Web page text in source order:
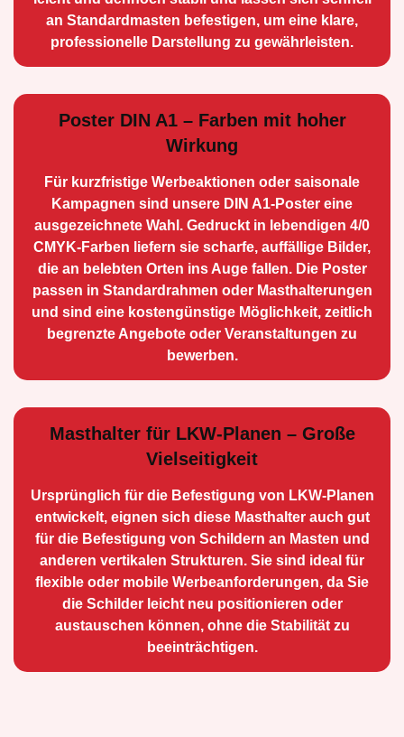
an Standard­masten befestigen, um eine klare,
professionelle Darstellung zu gewährleisten.
Poster DIN A1 – Farben mit hoher
Wirkung
Für kurzfristige Werbe­aktionen oder saisonale
Kampagnen sind unsere DIN A1-Poster eine
ausge­zeichnete Wahl. Gedruckt in lebendigen 4/0
CMYK-Farben liefern sie scharfe, auffällige Bilder,
die an belebten Orten ins Auge fallen. Die Poster
passen in Standardrahmen oder Masthalterungen
und sind eine kostengünstige Möglichkeit, zeitlich
begrenzte Angebote oder Veranstaltungen zu
bewerben.
Masthalter für LKW-Planen – Große
Vielseitigkeit
Ursprünglich für die Be­festigung von LKW-Planen
entwickelt, eignen sich diese Masthalter auch gut
für die Befestigung von Schildern an Masten und
anderen vertikalen Strukturen. Sie sind ideal für
flexible oder mobile Werbean­forderungen, da Sie
die Schilder leicht neu positio­nieren oder
austauschen können, ohne die Stabilität zu
beeinträchtigen.